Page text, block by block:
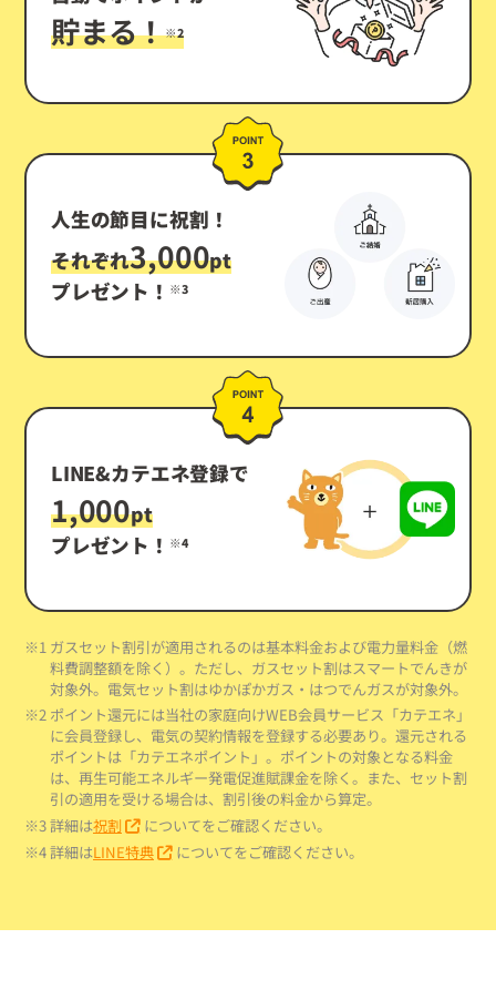
貯まる！※2
人生の節目に祝割！
それぞれ3,000pt
プレゼント！ ※3
LINE&カテエネ登録で
1,000pt
プレゼント！ ※4
※1 ガスセット割引が適用されるのは基本料金および電力量料金（燃
料費調整額を除く）。ただし、ガスセット割はスマートでんきが
対象外。電気セット割はゆかぽかガス・はつでんガスが対象外。
※2 ポイント還元には当社の家庭向けWEB会員サービス「カテエネ」
に会員登録し、電気の契約情報を登録する必要あり。還元される
ポイントは「カテエネポイント」。ポイントの対象となる料金
は、再生可能エネルギー発電促進賦課金を除く。また、セット割
引の適用を受ける場合は、割引後の料金から算定。
※3 詳細は祝割
についてをご確認ください。
※4 詳細はLINE特典 についてをご確認ください。